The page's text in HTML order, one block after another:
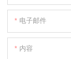
电子邮件
内容